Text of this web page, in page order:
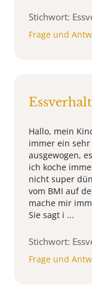
Stichwort:
Frage und
Hallo, mein
immer ein
ausgewogen,
ich koche
nicht super
vom BMI auf
mache mir
Sie sagt i ...
Stichwort:
Frage und